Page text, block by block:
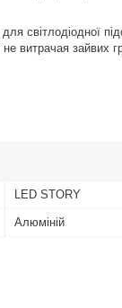
світлодіодної
витрачая зайвих
LED STORY
Алюміній